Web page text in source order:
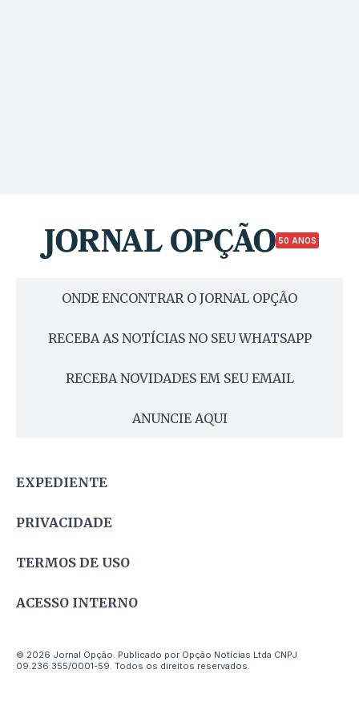
50 ANOS
ONDE ENCONTRAR O JORNAL OPÇÃO
RECEBA AS NOTÍCIAS NO SEU WHATSAPP
RECEBA NOVIDADES EM SEU EMAIL
ANUNCIE AQUI
EXPEDIENTE
PRIVACIDADE
TERMOS DE USO
ACESSO INTERNO
© 2026 Jornal Opção. Publicado por Opção Notícias Ltda CNPJ
09.236.355/0001-59. Todos os direitos reservados.